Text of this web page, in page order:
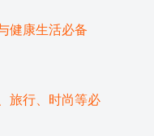
健康生活必备
旅行、时尚等必